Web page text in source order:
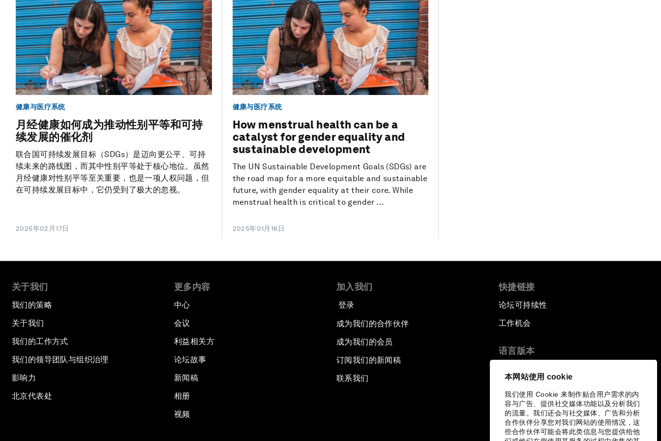
本网站使用 cookie
我们使用 Cookie 来制作贴合用户需求的内
容与广告、提供社交媒体功能以及分析我们
的流量。我们还会与社交媒体、广告和分析
合作伙伴分享您对我们网站的使用情况，这
些合作伙伴可能会将此类信息与您提供给他
健康与医疗系统
月经健康如何成为推动性别平等和可持
续发展的催化剂
联合国可持续发展目标（SDGs）是迈向更公平、可持
续未来的路线图，而其中性别平等处于核心地位。虽然
月经健康对性别平等至关重要，也是一项人权问题，但
在可持续发展目标中，它仍受到了极大的忽视。
2025年02月17日
健康与医疗系统
How menstrual health can be a
catalyst for gender equality and
sustainable development
The UN Sustainable Development Goals (SDGs) are
the road map for a more equitable and sustainable
future, with gender equality at their core. While
menstrual health is critical to gender ...
2025年01月16日
关于我们
我们的策略
关于我们
我们的工作方式
我们的领导团队与组织治理
影响力
北京代表处
更多内容
中心
会议
利益相关方
论坛故事
新闻稿
相册
视频
加入我们
登录
成为我们的合作伙伴
成为我们的会员
订阅我们的新闻稿
联系我们
快捷链接
论坛可持续性
工作机会
语言版本